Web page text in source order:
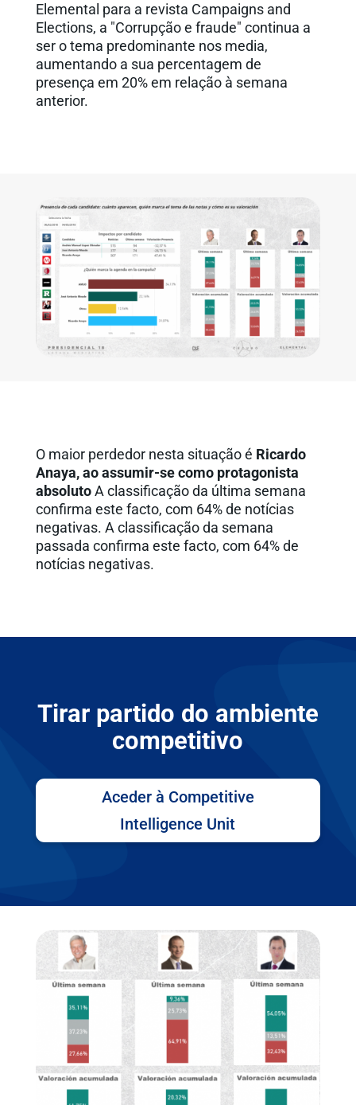
Elemental para a revista Campaigns and
Elections, a "Corrupção e fraude" continua a
ser o tema predominante nos media,
aumentando a sua percentagem de
presença em 20% em relação à semana
anterior.
O maior perdedor nesta situação é Ricardo
Anaya, ao assumir-se como protagonista
absolutoA classificação da última semana
confirma este facto, com 64% de notícias
negativas. A classificação da semana
passada confirma este facto, com 64% de
notícias negativas.
Tirar partido do ambiente
competitivo
Aceder à Competitive
Intelligence Unit